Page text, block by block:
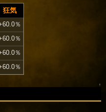
狂気
％
％
％
％
↑